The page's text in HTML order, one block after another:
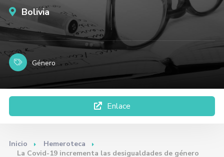
Bolivia
Género
Enlace
Inicio
Hemeroteca
La Covid-19 incrementa las desigualdades de género